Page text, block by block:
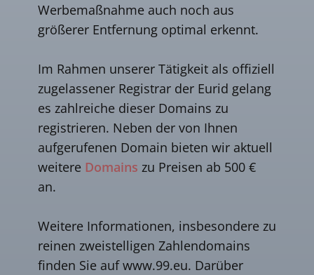
Werbemaßnahme auch noch aus
größerer Entfernung optimal erkennt.
Im Rahmen unserer Tätigkeit als offiziell
zugelassener Registrar der Eurid gelang
es zahlreiche dieser Domains zu
registrieren. Neben der von Ihnen
aufgerufenen Domain bieten wir aktuell
weitere Domains zu Preisen ab 500 €
an.
Weitere Informationen, insbesondere zu
reinen zweistelligen Zahlendomains
finden Sie auf www.99.eu. Darüber